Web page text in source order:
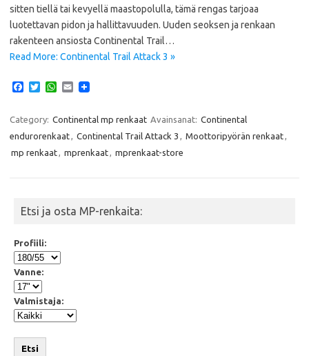
sitten tiellä tai kevyellä maastopolulla, tämä rengas tarjoaa
luotettavan pidon ja hallittavuuden. Uuden seoksen ja renkaan
rakenteen ansiosta Continental Trail…
Read More: Continental Trail Attack 3 »
e
b
o
o
T
t
e
r
W
t
A
p
E
i
Category: Continental mp renkaat Avainsanat: Continental
endurorenkaat, Continental Trail Attack 3 , Moottoripyörän renkaat,
mp renkaat, mprenkaat, mprenkaat-store
Etsi ja osta MP-renkaita:
Profiili:
Vanne:
Valmistaja:
Etsi